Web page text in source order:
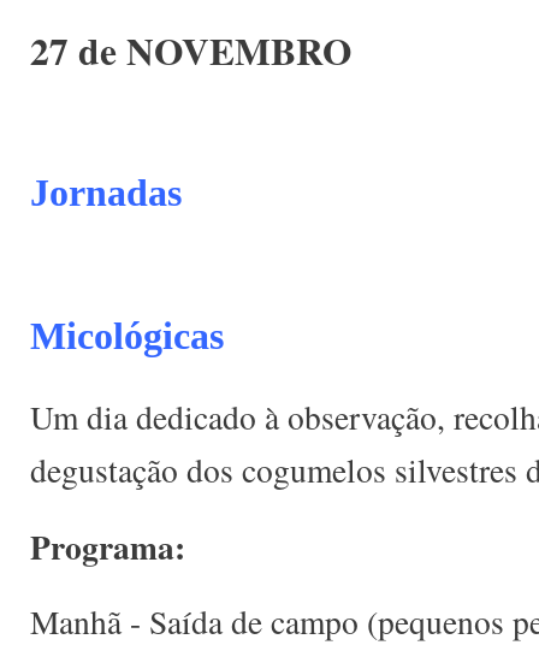
27 de NOVEMBRO
Jornadas
Micológicas
Um dia dedicado à observação,
degustação dos cogumelos silvestres
Programa:
Manhã - Saída de campo (pequenos